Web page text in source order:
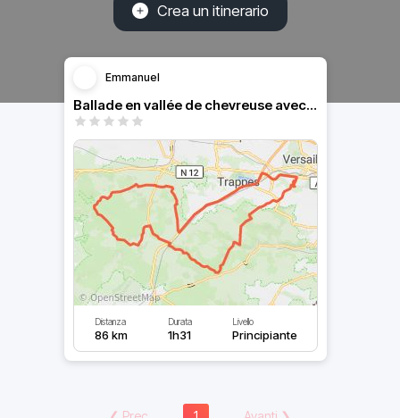
Crea un itinerario
Emmanuel
Ballade en vallée de chevreuse avec les gendarmes
Distanza
86 km
Durata
1h31
Livello
Principiante